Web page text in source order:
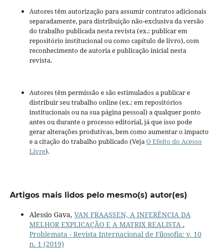
Autores têm autorização para assumir contratos adicionais
separadamente, para distribuição não-exclusiva da versão
do trabalho publicada nesta revista (ex.: publicar em
repositório institucional ou como capítulo de livro), com
reconhecimento de autoria e publicação inicial nesta
revista.
Autores têm permissão e são estimulados a publicar e
distribuir seu trabalho online (ex.: em repositórios
institucionais ou na sua página pessoal) a qualquer ponto
antes ou durante o processo editorial, já que isso pode
gerar alterações produtivas, bem como aumentar o impacto
e a citação do trabalho publicado (VejaO Efeito do Acesso
Livre).
Artigos mais lidos pelo mesmo(s) autor(es)
Alessio Gava, VAN FRAASSEN, A INFERÊNCIA DA
MELHOR EXPLICAÇÃO E A MATRIX REALISTA ,
Problemata - Revista Internacional de Filosofia: v. 10
n. 1 (2019)